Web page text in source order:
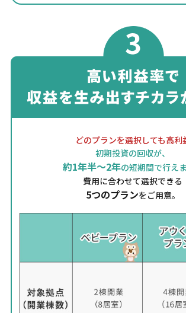
どのプランを選択しても高利
初期投資の回収が、
約1年半〜2年の短期間で行えま
費用に合わせて選択できる
5つのプランをご用意。